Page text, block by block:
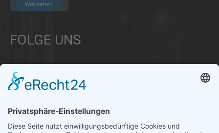
FOLGE UNS
Informationen aus Politik – Wirtschaft – Kultur – Umwelt –